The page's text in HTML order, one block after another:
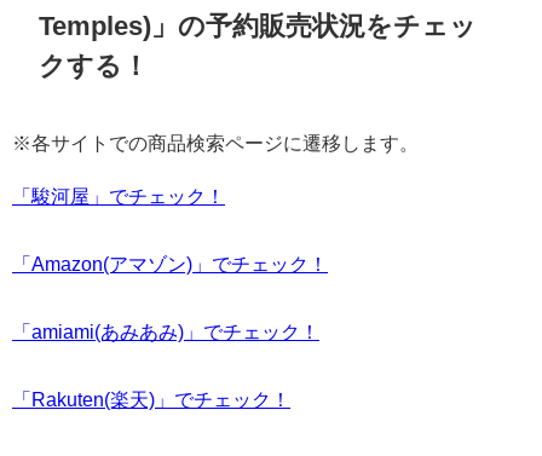
Temples)」の予約販売状況をチェッ
クする！
※各サイトでの商品検索ページに遷移します。
「駿河屋」でチェック！
「Amazon(アマゾン)」でチェック！
「amiami(あみあみ)」でチェック！
「Rakuten(楽天)」でチェック！